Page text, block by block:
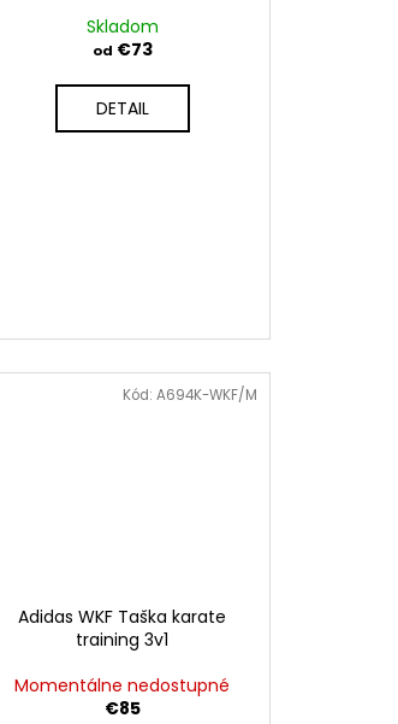
Skladom
od €73
DETAIL
Adidas WKF Taška karate
training 3v1
Momentálne nedostupné
€85
Kód: A694K-WKF/M